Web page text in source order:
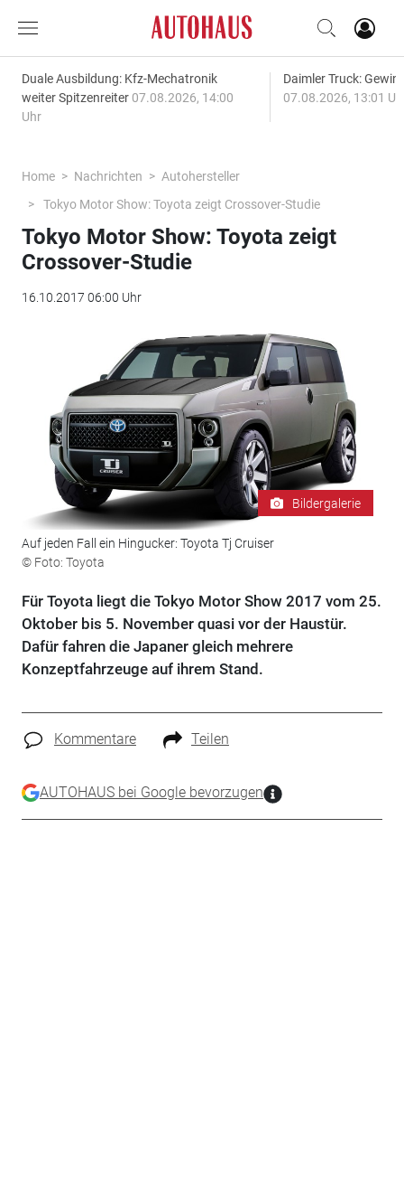
Duale Ausbildung: Kfz-Mechatronik
weiter Spitzenreiter 07.08.2026, 14:00
Uhr
Daimler Truck:
07.08.2026, 13:01
Home Nachrichten
Autohersteller
Tokyo Motor Show: Toyota zeigt Crossover-Studie
Tokyo Motor Show: Toyota zeigt
Crossover-Studie
16.10.2017 06:00 Uhr
Bildergalerie
Auf jeden Fall ein Hingucker: Toyota Tj Cruiser
© Foto: Toyota
Für Toyota liegt die Tokyo Motor Show 2017 vom 25.
Oktober bis 5. November quasi vor der Haustür.
Dafür fahren die Japaner gleich mehrere
Konzeptfahrzeuge auf ihrem Stand.
Kommentare Teilen
AUTOHAUS bei Google bevorzugen